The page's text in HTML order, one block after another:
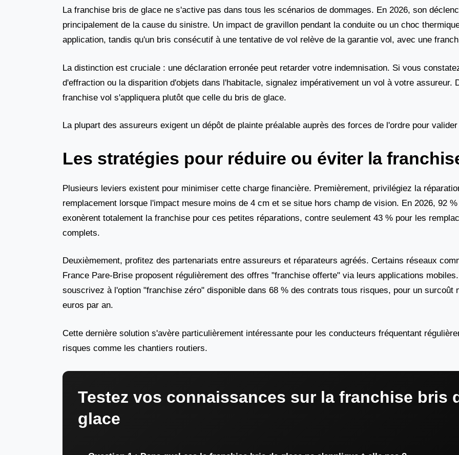
La franchise bris de glace ne s'active pas dans tous les scénarios de dommages. En 2026, son
principalement de la cause du sinistre. Un impact de gravillon pendant la conduite ou un choc
application, tandis qu'un bris consécutif à une tentative de vol relève de la garantie vol, avec une
La distinction est cruciale : une déclaration erronée peut retarder votre indemnisation. Si vous
d'effraction ou la disparition d'objets dans l'habitacle, signalez impérativement un vol à votre assureur.
franchise vol s'appliquera plutôt que celle du bris de glace.
La plupart des assureurs exigent un dépôt de plainte préalable auprès des forces de l'ordre pour
Les stratégies pour réduire ou éviter la
Plusieurs leviers existent pour minimiser cette charge financière. Premièrement, privilégiez la
remplacement lorsque l'impact mesure moins de 4 cm et se situe hors champ de vision. En 2026, 92
exonèrent totalement la franchise pour ces petites réparations, contre seulement 43 % pour les
complets.
Deuxièmement, profitez des partenariats entre assureurs et réparateurs agréés. Certains réseaux
France Pare-Brise proposent régulièrement des offres "franchise offerte" via leurs applications
souscrivez à l'option "franchise zéro" disponible dans 68 % des contrats tous risques, pour un surcoût
euros par an.
Cette dernière solution s'avère particulièrement intéressante pour les conducteurs fréquentant
risques comme les chantiers routiers.
Testez vos connaissances sur la franchise bris
glace